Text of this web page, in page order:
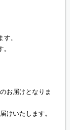
。
お届けとなりま
けいたします。